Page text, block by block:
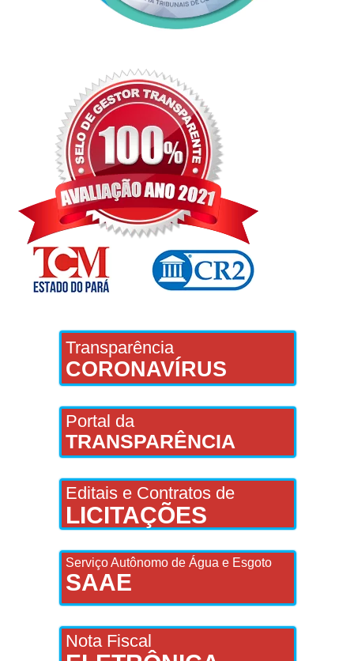
Transparência
CORONAVÍRUS
Portal da
TRANSPARÊNCIA
Editais e Contratos de
LICITAÇÕES
Serviço Autônomo de Água e Esgoto
SAAE
Nota Fiscal